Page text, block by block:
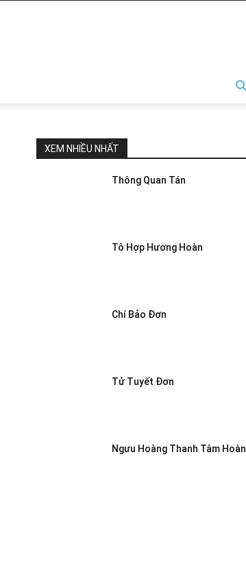
XEM NHIỀU NHẤT
Thông Quan Tán
Tô Hợp Hương Hoàn
Chí Bảo Đơn
Tử Tuyết Đơn
Ngưu Hoàng Thanh Tâm Hoàn